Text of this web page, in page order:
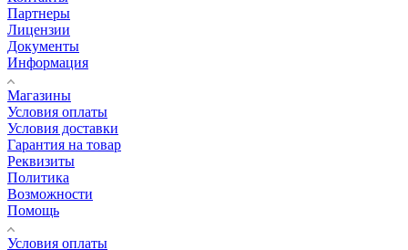
Партнеры
Лицензии
Документы
Информация
Магазины
Условия оплаты
Условия доставки
Гарантия на товар
Реквизиты
Политика
Возможности
Помощь
Условия оплаты